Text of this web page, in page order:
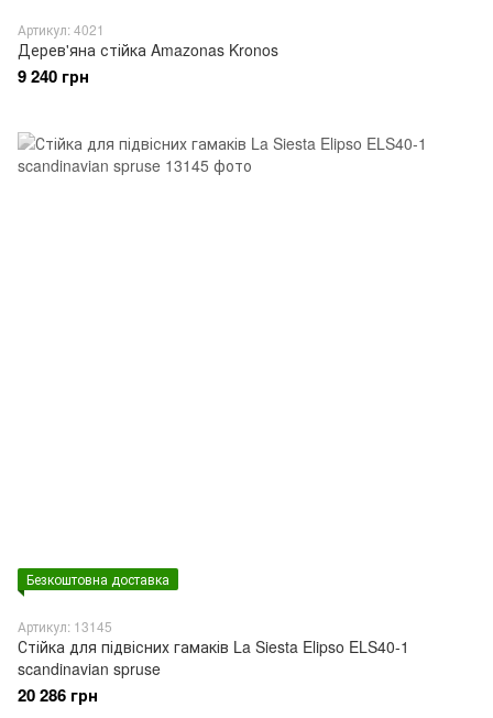
Артикул: 4021
Дерев'яна стійка Amazonas Kronos
9 240 грн
Безкоштовна доставка
Артикул: 13145
Стійка для підвісних гамаків La Siesta Elipso ELS40-1
scandinavian spruse
20 286 грн